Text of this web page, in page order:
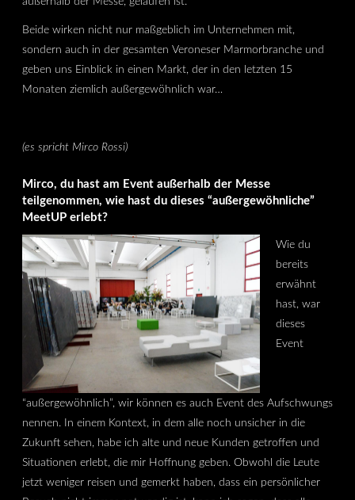
Beide wirken nicht nur maßgeblich im Unternehmen mit,
sondern auch in der gesamten Veroneser Marmorbranche und
geben uns Einblick in einen Markt, der in den letzten 15
Monaten ziemlich außergewöhnlich war…
(es spricht Mirco Rossi)
Mirco, du hast am Event außerhalb der Messe
teilgenommen, wie hast du dieses “außergewöhnliche”
MeetUP erlebt?
Wie du
bereits
erwähnt
hast, war
dieses
Event
“außergewöhnlich”, wir können es auch Event des Aufschwungs
nennen. In einem Kontext, in dem alle noch unsicher in die
Zukunft sehen, habe ich alte und neue Kunden getroffen und
Situationen erlebt, die mir Hoffnung geben. Obwohl die Leute
jetzt weniger reisen und gemerkt haben, dass ein persönlicher